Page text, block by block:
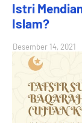
Istri
Islam?
Desember 14, 2021